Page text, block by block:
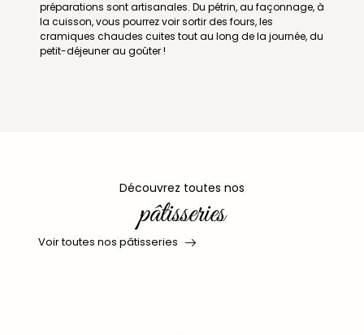
préparations sont artisanales. Du pétrin, au façonnage, à
la cuisson, vous pourrez voir sortir des fours, les
cramiques chaudes cuites tout au long de la journée, du
petit-déjeuner au goûter !
Découvrez toutes nos
pâtisseries
Voir toutes nos pâtisseries